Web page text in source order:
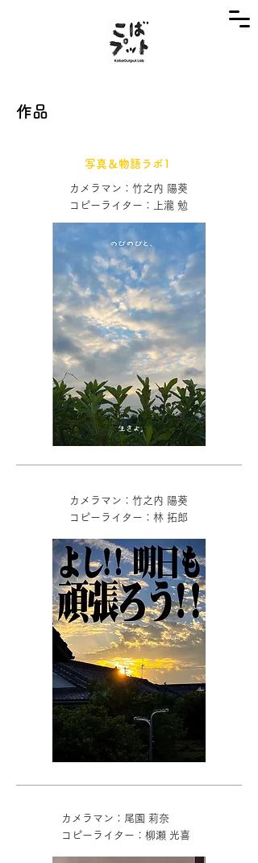
​作品
​写真＆物語ラボ1
カメラマン：竹之内 陽葵
コピーライター：上瀧 勉
カメラマン：竹之内 陽葵
コピーライター：林 拓郎
カメラマン：尾園 莉奈
コピーライター：柳瀬 光喜